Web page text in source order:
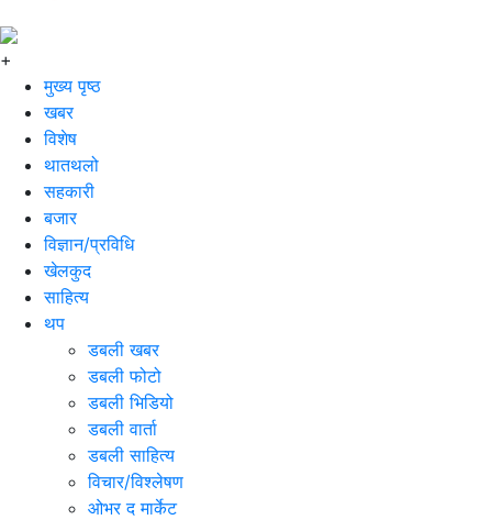
+
मुख्य पृष्ठ
खबर
विशेष
थातथलो
सहकारी
बजार
विज्ञान/प्रविधि
खेलकुद
साहित्य
थप
डबली खबर
डबली फोटो
डबली भिडियो
डबली वार्ता
डबली साहित्य
विचार/विश्‍लेषण
ओभर द मार्केट